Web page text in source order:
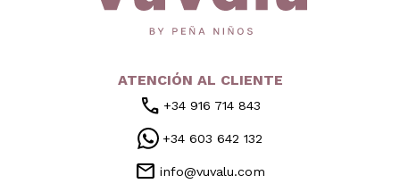
ATENCIÓN AL CLIENTE
call +34 916 714 843
+34 603 642 132
mail info@vuvalu.com